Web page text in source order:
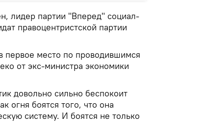
лидер партии "Вперед" социал-
правоцентристской партии
первое место по проводившимся
от экс-министра экономики
довольно сильно беспокоит
огня боятся того, что она
систему. И боятся не только